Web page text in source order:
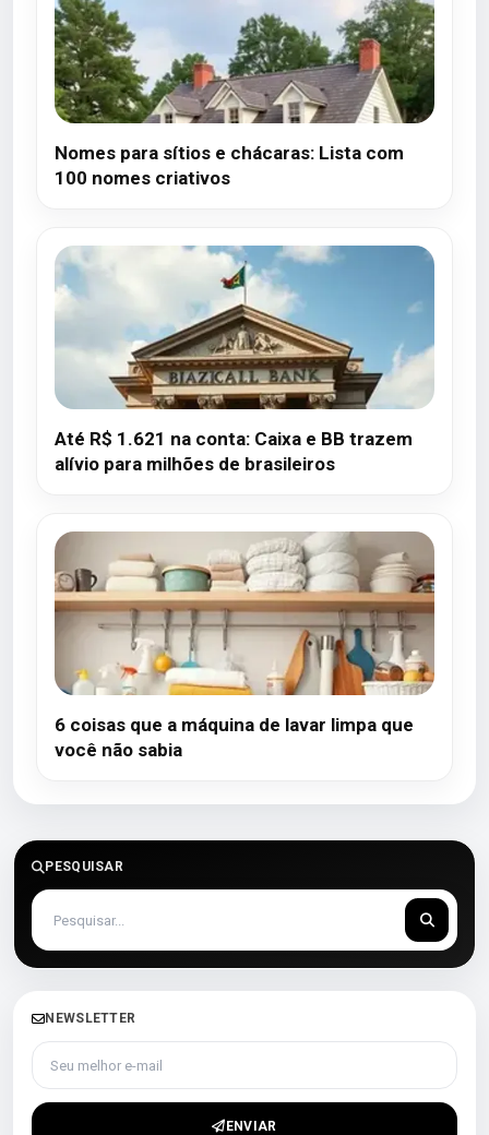
Nomes para sítios e chácaras: Lista com
100 nomes criativos
Até R$ 1.621 na conta: Caixa e BB trazem
alívio para milhões de brasileiros
6 coisas que a máquina de lavar limpa que
você não sabia
PESQUISAR
NEWSLETTER
Seu melhor e-mail
ENVIAR